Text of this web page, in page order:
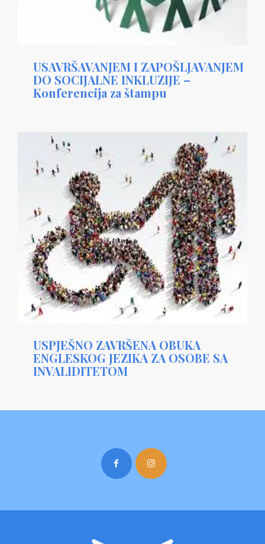
USAVRŠAVANJEM I ZAPOŠLJAVANJEM
DO SOCIJALNE INKLUZIJE –
Konferencija za štampu
USPJEŠNO ZAVRŠENA OBUKA
ENGLESKOG JEZIKA ZA OSOBE SA
INVALIDITETOM